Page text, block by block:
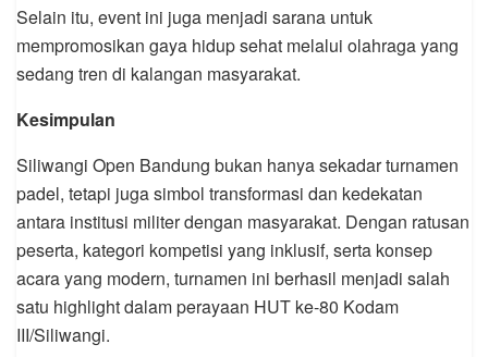
Selain itu, event ini juga menjadi sarana untuk
mempromosikan gaya hidup sehat melalui olahraga yang
sedang tren di kalangan masyarakat.
Kesimpulan
Siliwangi Open Bandung bukan hanya sekadar turnamen
padel, tetapi juga simbol transformasi dan kedekatan
antara institusi militer dengan masyarakat. Dengan ratusan
peserta, kategori kompetisi yang inklusif, serta konsep
acara yang modern, turnamen ini berhasil menjadi salah
satu highlight dalam perayaan HUT ke-80 Kodam
III/Siliwangi.